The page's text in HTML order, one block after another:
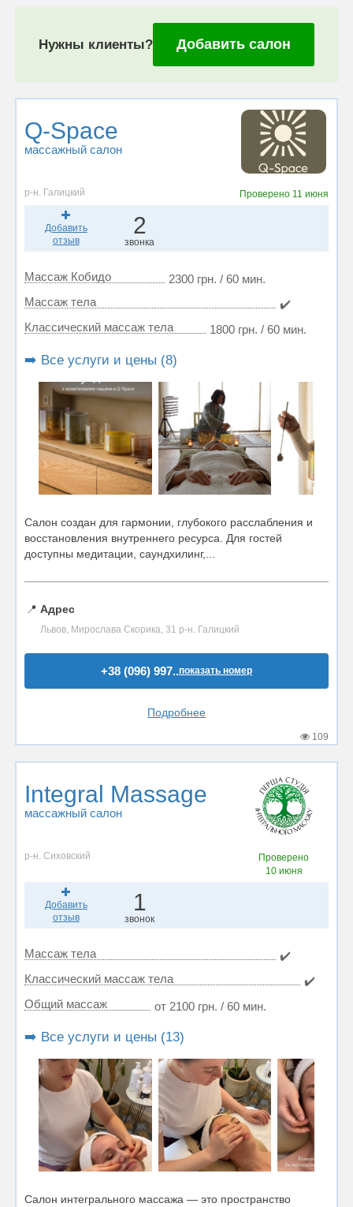
Нужны клиенты? Добавить салон
Q-Space
массажный салон
р-н. Галицкий Проверено 11 июня
Добавить
отзыв
2
звонка
Массаж Кобидо
2300 грн. / 60 мин.
Массаж тела
✔️
Классический массаж тела
1800 грн. / 60 мин.
➡️ Все услуги и цены (8)
Салон создан для гармонии, глубокого расслабления и
восстановления внутреннего ресурса. Для гостей
доступны медитации, саундхилинг,...
📍 Адрес
Львов, Мирослава Скорика, 31 р-н. Галицкий
+38 (096) 997..показать номер
Подробнее
109
Integral Massage
массажный салон
р-н. Сиховский
Проверено
10 июня
Добавить
отзыв
1
звонок
Массаж тела
✔️
Классический массаж тела
✔️
Общий массаж
от 2100 грн. / 60 мин.
➡️ Все услуги и цены (13)
Салон интегрального массажа — это пространство